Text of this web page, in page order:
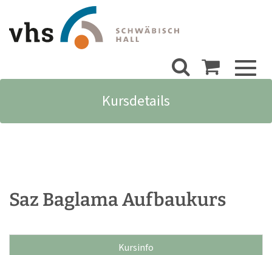
Kursdetails
Saz Baglama Aufbaukurs
Kursinfo